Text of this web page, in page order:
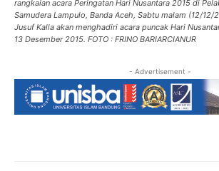
rangkaian acara Peringatan Hari Nusantara 2015 di
Samudera Lampulo, Banda Aceh, Sabtu malam (12/12/
Jusuf Kalla akan menghadiri acara puncak Hari
13 Desember 2015. FOTO : FRINO BARIARCIANUR
- Advertisement -